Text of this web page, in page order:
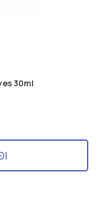
30ml